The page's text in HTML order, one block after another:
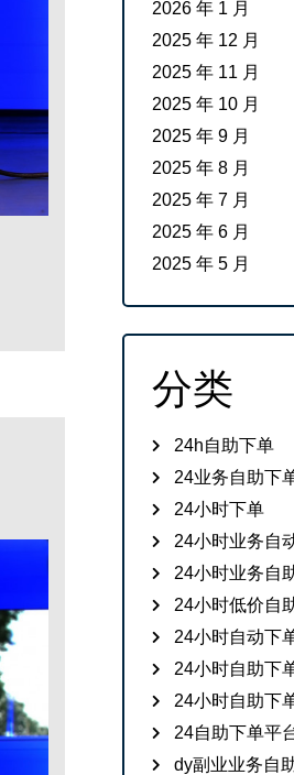
2026 年 1 月
2025 年 12 月
2025 年 11 月
2025 年 10 月
2025 年 9 月
2025 年 8 月
2025 年 7 月
2025 年 6 月
2025 年 5 月
分类
24h自助下单
24业务自助下
24小时下单
24小时业务自
24小时业务自
24小时低价自
24小时自动下
24小时自助下
24小时自助下
24自助下单平
dy副业业务自